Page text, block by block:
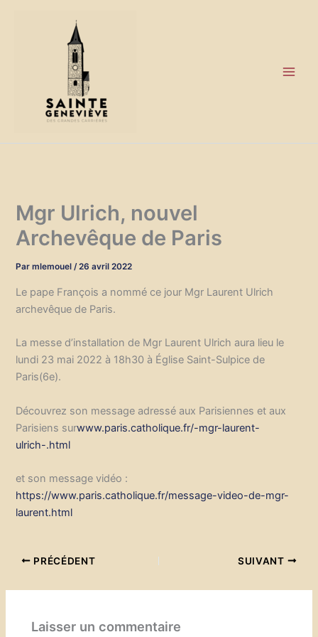
Mgr Ulrich, nouvel
Archevêque de Paris
Parmlemouel/26 avril 2022
Le pape François a nommé ce jour Mgr Laurent Ulrich
archevêque de Paris.
La messe d’installation de Mgr Laurent Ulrich aura lieu le
lundi 23 mai 2022 à 18h30 à Église Saint-Sulpice de
Paris(6e).
Découvrez son message adressé aux Parisiennes et aux
Parisiens surwww.paris.catholique.fr/-mgr-laurent-
ulrich-.html
et son message vidéo :
https://www.paris.catholique.fr/message-video-de-mgr-
laurent.html
PRÉCÉDENT SUIVANT
Laisser un commentaire